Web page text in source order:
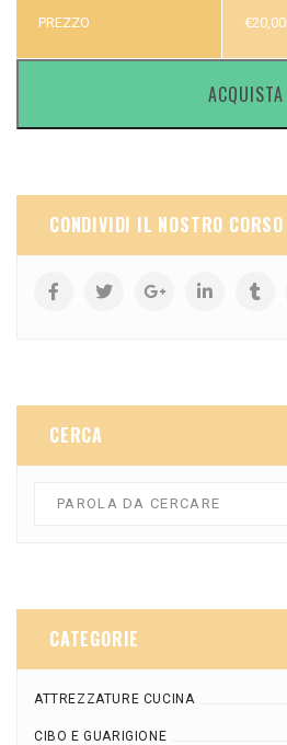
PREZZO €20,00
ACQUISTA
CONDIVIDI IL NOSTRO CORSO
CERCA
CATEGORIE
ATTREZZATURE CUCINA
CIBO E GUARIGIONE